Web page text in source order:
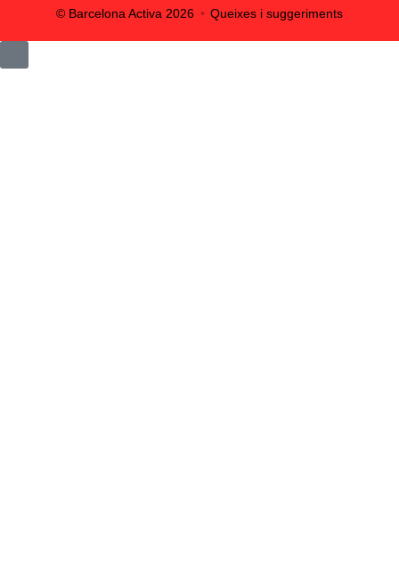
© Barcelona Activa 2026 Queixes i suggeriments